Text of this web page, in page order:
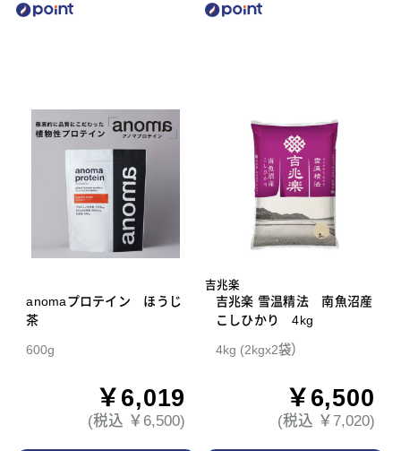
anomaプロテイン ほうじ
茶
600g
￥6,019
(税込 ￥6,500)
吉兆楽
吉兆楽 雪温精法 南魚沼産
こしひかり 4kg
4kg (2kgx2袋）
￥6,500
(税込 ￥7,020)